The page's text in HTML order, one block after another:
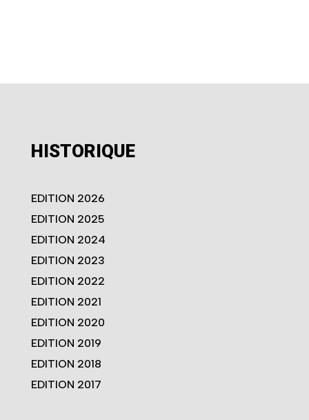
HISTORIQUE
EDITION 2026
EDITION 2025
EDITION 2024
EDITION 2023
EDITION 2022
EDITION 2021
EDITION 2020
EDITION 2019
EDITION 2018
EDITION 2017